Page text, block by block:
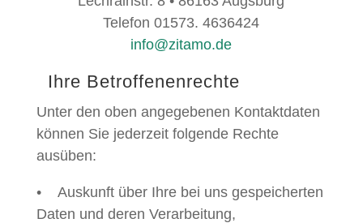
Telefon 01573. 4636424
info@zitamo.de
Ihre Betroffenenrechte
Unter den oben angegebenen Kontaktdaten
können Sie jederzeit folgende Rechte
ausüben:
• Auskunft über Ihre bei uns gespeicherten
Daten und deren Verarbeitung,